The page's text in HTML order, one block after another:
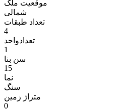
موقعیت ملک
شمالی
تعداد طبقات
4
تعدادواحد
1
سن بنا
15
نما
سنگ
متراژ زمين
0